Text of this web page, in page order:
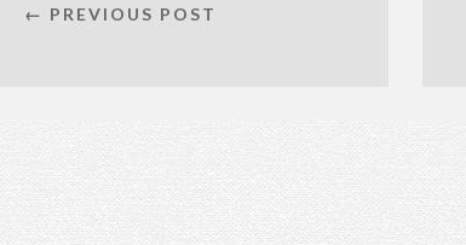
← PREVIOUS POST